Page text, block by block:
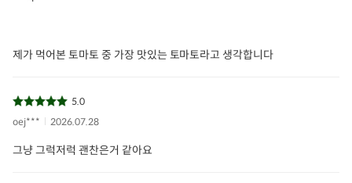
제가 먹어본 토마토 중 가장 맛있는 토마토라고 생각합니다
5.0
oej***
2026.07.28
그냥 그럭저럭 괜찬은거 같아요